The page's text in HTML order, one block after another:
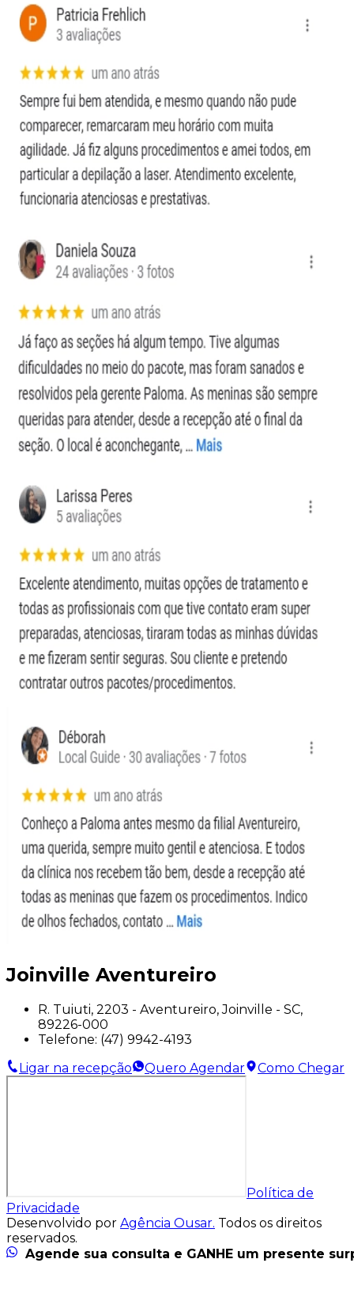
Joinville Aventureiro
R. Tuiuti, 2203 - Aventureiro, Joinville - SC,
89226-000
Telefone: (47) 9942-4193
Ligar na recepção
Quero Agendar Como Chegar
Política de
Privacidade
Desenvolvido por Agência Ousar. Todos os direitos
reservados.
Agende sua consulta e GANHE um presente